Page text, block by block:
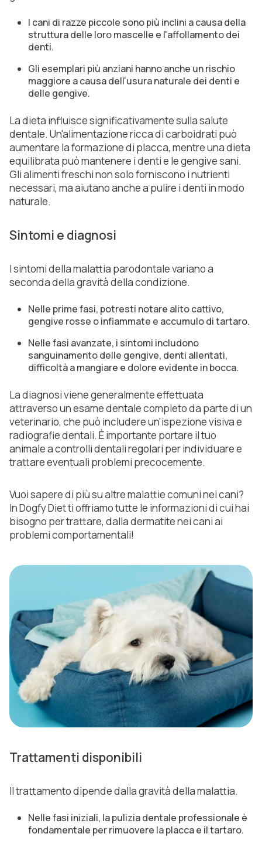
I cani di razze piccole sono più inclini a causa della
struttura delle loro mascelle e l'affollamento dei
denti.
Gli esemplari più anziani hanno anche un rischio
maggiore a causa dell'usura naturale dei denti e
delle gengive.
La dieta influisce significativamente sulla salute
dentale. Un'alimentazione ricca di carboidrati può
aumentare la formazione di placca, mentre una dieta
equilibrata può mantenere i denti e le gengive sani.
Gli alimenti freschi non solo forniscono i nutrienti
necessari, ma aiutano anche a pulire i denti in modo
naturale.
Sintomi e diagnosi
I sintomi della malattia parodontale variano a
seconda della gravità della condizione.
Nelle prime fasi, potresti notare alito cattivo,
gengive rosse o infiammate e accumulo di tartaro.
Nelle fasi avanzate, i sintomi includono
sanguinamento delle gengive, denti allentati,
difficoltà a mangiare e dolore evidente in bocca.
La diagnosi viene generalmente effettuata
attraverso un esame dentale completo da parte di un
veterinario, che può includere un'ispezione visiva e
radiografie dentali. È importante portare il tuo
animale a controlli dentali regolari per individuare e
trattare eventuali problemi precocemente.
Vuoi sapere di più su altre malattie comuni nei cani?
In Dogfy Diet ti offriamo tutte le informazioni di cui hai
bisogno per trattare, dalla dermatite nei cani ai
problemi comportamentali!
Trattamenti disponibili
Il trattamento dipende dalla gravità della malattia.
Nelle fasi iniziali, la pulizia dentale professionale è
fondamentale per rimuovere la placca e il tartaro.